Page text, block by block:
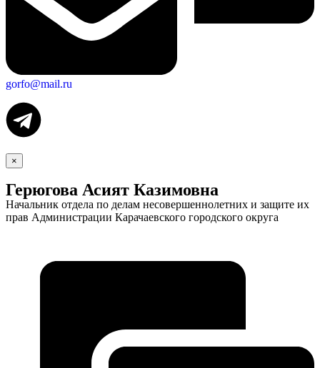
gorfo@mail.ru
×
Герюгова Асият Казимовна
Начальник отдела по делам несовершеннолетних и защите их
прав Администрации Карачаевского городского округа